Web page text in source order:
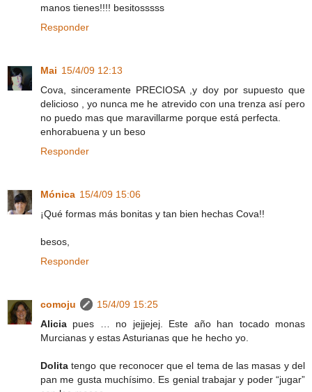
manos tienes!!!! besitosssss
Responder
Mai 15/4/09 12:13
Cova, sinceramente PRECIOSA ,y doy por supuesto que
delicioso , yo nunca me he atrevido con una trenza así pero
no puedo mas que maravillarme porque está perfecta.
enhorabuena y un beso
Responder
Mónica 15/4/09 15:06
¡Qué formas más bonitas y tan bien hechas Cova!!
besos,
Responder
comoju
15/4/09 15:25
Alicia pues … no jejjejej. Este año han tocado monas
Murcianas y estas Asturianas que he hecho yo.
Dolitatengo que reconocer que el tema de las masas y del
pan me gusta muchísimo. Es genial trabajar y poder “jugar”